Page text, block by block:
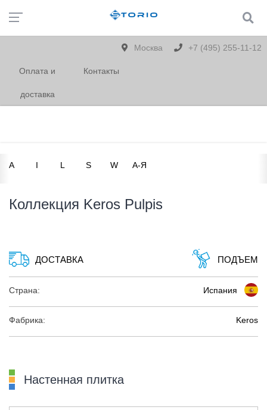
Москва +7 (495) 255-11-12
Оплата и
доставка
Контакты
A I L S W А-Я
Коллекция Keros Pulpis
ДОСТАВКА ПОДЪЕМ
Страна: Испания
Фабрика: Keros
Настенная плитка